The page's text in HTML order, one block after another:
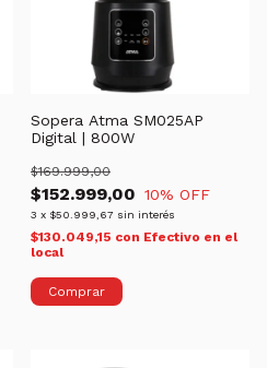
Sopera Atma SM025AP
Digital | 800W
$152.999,00
$169.999,00
10% OFF
3 x $50.999,67 sin interés
$130.049,15 con Efectivo en el
local